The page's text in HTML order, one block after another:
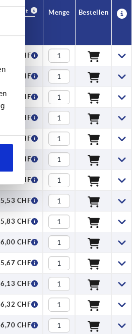
Menge Bestellen
4,80 CHF
5,06 CHF
5,03 CHF
5,21 CHF
5,35 CHF
5,67 CHF
5,83 CHF
5,53 CHF
5,83 CHF
6,00 CHF
5,67 CHF
6,13 CHF
6,32 CHF
6,70 CHF